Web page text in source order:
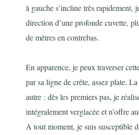
à gauche s’incline très rapidement,
direction d’une profonde cuvette,
de mètres en contrebas.
En apparence, je peux traverser
par sa ligne de crête, assez plate.
autre : dès les premiers pas, je
intégralement verglacée et n’offre
A tout moment, je suis susceptible